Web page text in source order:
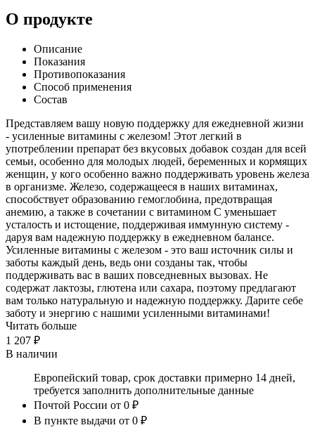
О продукте
Описание
Показания
Противопоказания
Способ применения
Состав
Представляем вашу новую поддержку для ежедневной жизни
- усиленные витамины с железом! Этот легкий в
употреблении препарат без вкусовых добавок создан для всей
семьи, особенно для молодых людей, беременных и кормящих
женщин, у кого особенно важно поддерживать уровень железа
в организме. Железо, содержащееся в наших витаминах,
способствует образованию гемоглобина, предотвращая
анемию, а также в сочетании с витамином C уменьшает
усталость и истощение, поддерживая иммунную систему -
даруя вам надежную поддержку в ежедневном балансе.
Усиленные витамины с железом - это ваш источник силы и
заботы каждый день, ведь они созданы так, чтобы
поддерживать вас в ваших повседневных вызовах. Не
содержат лактозы, глютена или сахара, поэтому предлагают
вам только натуральную и надежную поддержку. Дарите себе
заботу и энергию с нашими усиленными витаминами!
Читать больше
1 207 ₽
В наличии
Европейский товар, срок доставки примерно 14 дней,
требуется заполнить дополнительные данные
Почтой России от 0 ₽
В пункте выдачи от 0 ₽